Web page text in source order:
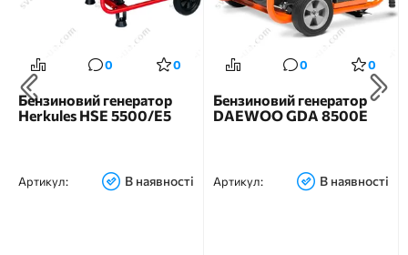
0 0
Бензиновий генератор
Herkules HSE 5500/E5
Артикул: В наявності
0 0
Бензиновий генератор
DAEWOO GDA 8500E
Артикул: В наявності